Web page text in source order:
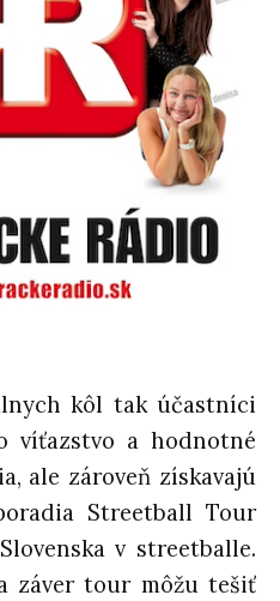
kôl tak účastníci
víťazstvo a hodnotné
ale zároveň získavajú
Streetball Tour
v streetballe.
záver tour môžu tešiť